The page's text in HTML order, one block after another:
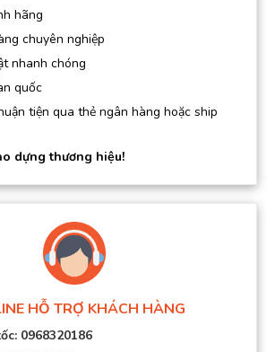
hãng
chuyên nghiệp
nhanh chóng
quốc
tiện qua thẻ ngân hàng hoặc ship
dựng thương hiệu!
HỖ TRỢ KHÁCH HÀNG
0968320186